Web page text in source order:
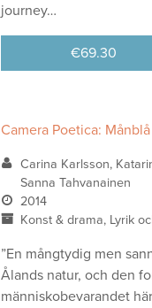
journey…
€69.30
Camera Poetica:
Carina Karlsson,
Sanna Tahvanainen
2014
Konst & drama, Lyrik
”En mångtydig men
Ålands natur, och den
människobevarandet